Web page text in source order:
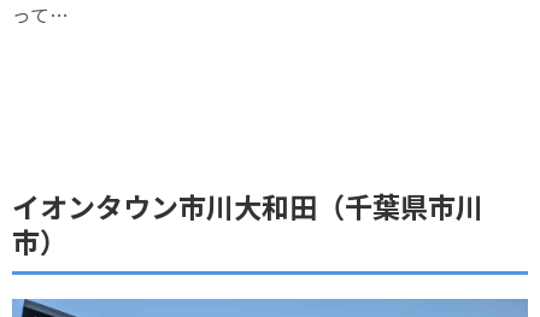
って…
イオンタウン市川大和田（千葉県市川
市）